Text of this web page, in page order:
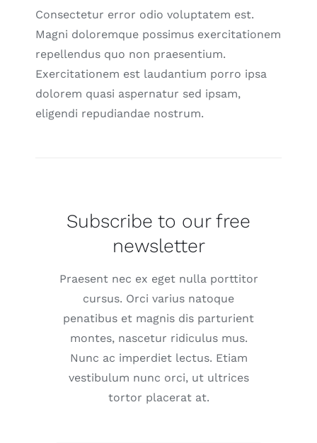
Consectetur error odio voluptatem est.
Magni doloremque possimus exercitationem
repellendus quo non praesentium.
Exercitationem est laudantium porro ipsa
dolorem quasi aspernatur sed ipsam,
eligendi repudiandae nostrum.
Subscribe to our free
newsletter
Praesent nec ex eget nulla porttitor
cursus. Orci varius natoque
penatibus et magnis dis parturient
montes, nascetur ridiculus mus.
Nunc ac imperdiet lectus. Etiam
vestibulum nunc orci, ut ultrices
tortor placerat at.